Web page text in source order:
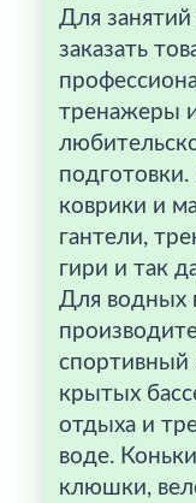
Для
заказать
тренажеры
коврики и
гантели,
гири и так
Для водных
спортивный
крытых
отдыха и
воде.
клюшки,